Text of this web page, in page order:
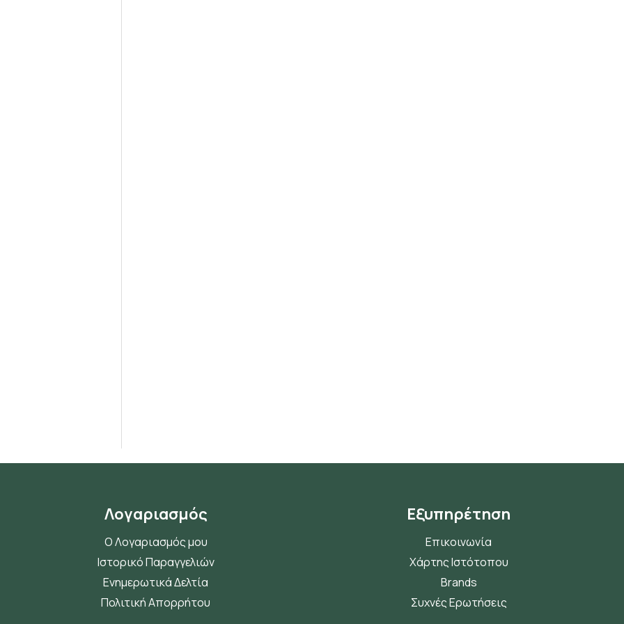
Λογαριασμός
Ο Λογαριασμός μου
Ιστορικό Παραγγελιών
Ενημερωτικά Δελτία
Πολιτική Απορρήτου
Εξυπηρέτηση
Επικοινωνία
Χάρτης Ιστότοπου
Brands
Συχνές Ερωτήσεις